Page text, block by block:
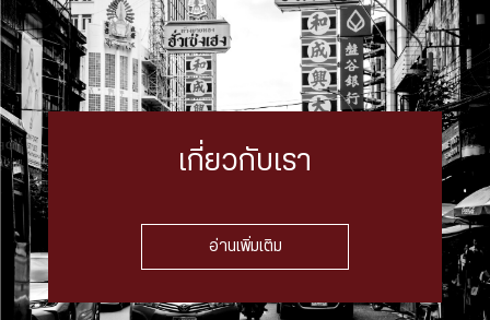
เกี่ยวกับเรา
อ่านเพิ่มเติม